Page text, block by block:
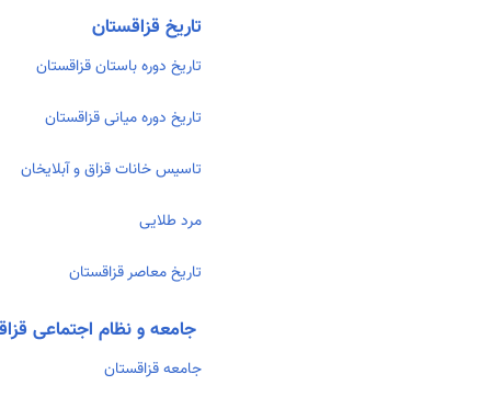
تاریخ قزاقستان
تاریخ دوره باستان قزاقستان
تاریخ دوره میانی قزاقستان
تاسیس خانات قزاق و آبلایخان
مرد طلایی
تاریخ معاصر قزاقستان
جامعه و نظام اجتماعی
جامعه قزاقستان